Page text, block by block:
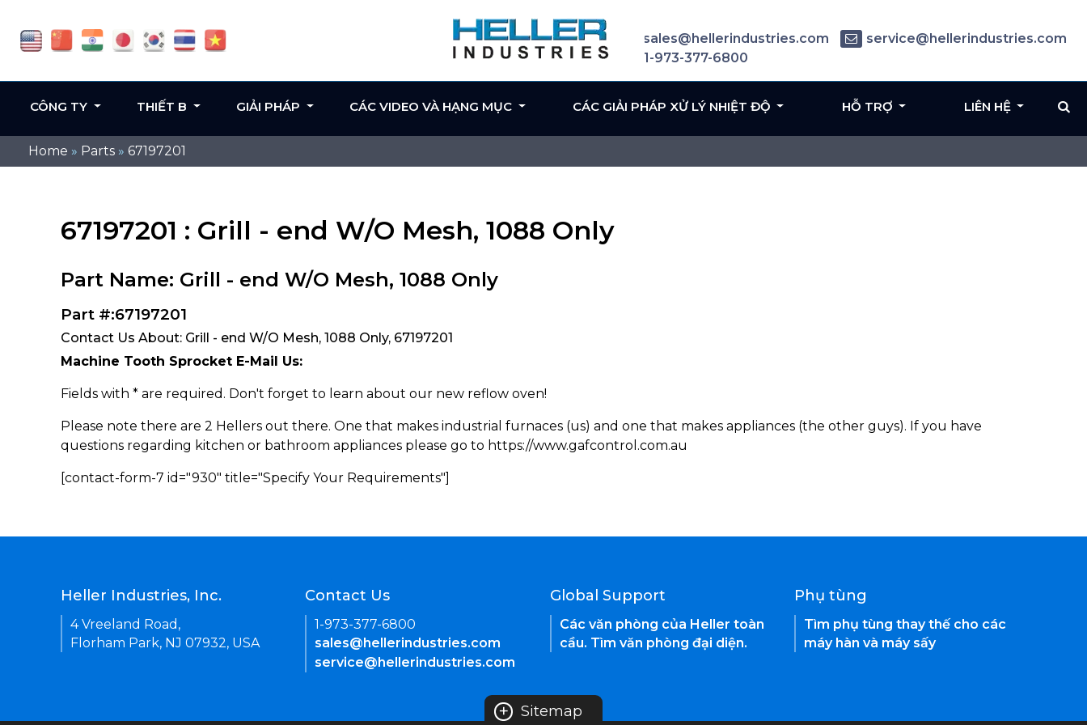
Home » Parts » 67197201
67197201 : Grill - end W/O Mesh, 1088 Only
Part Name: Grill - end W/O Mesh, 1088 Only
Part #:67197201
Contact Us About: Grill - end W/O Mesh, 1088 Only, 67197201
Machine Tooth Sprocket E-Mail Us:
Fields with * are required. Don't forget to learn about our new reflow oven!
Please note there are 2 Hellers out there. One that makes industrial furnaces (us) and one that makes appliances (the other guys). If you have
questions regarding kitchen or bathroom appliances please go to https://www.gafcontrol.com.au
[contact-form-7 id="930" title="Specify Your Requirements"]
sales@hellerindustries.com
service@hellerindustries.com
1-973-377-6800
CÔNG TY THIẾT B GIẢI PHÁP CÁC VIDEO VÀ HẠNG MỤC CÁC GIẢI PHÁP XỬ LÝ NHIỆT ĐỘ HỖ TRỢ LIÊN HỆ
Heller Industries, Inc.
4 Vreeland Road,
Florham Park, NJ 07932, USA
Contact Us
1-973-377-6800
sales@hellerindustries.com
service@hellerindustries.com
Global Support
Các văn phòng của Heller toàn
cầu. Tìm văn phòng đại diện.
Phụ tùng
Tìm phụ tùng thay thế cho các
máy hàn và máy sấy
+ Sitemap